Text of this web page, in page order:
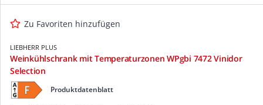
Zu Favoriten hinzufügen
LIEBHERR PLUS
Weinkühlschrank mit Temperaturzonen WPgbi 7472 Vinidor
Selection
Produktdatenblatt